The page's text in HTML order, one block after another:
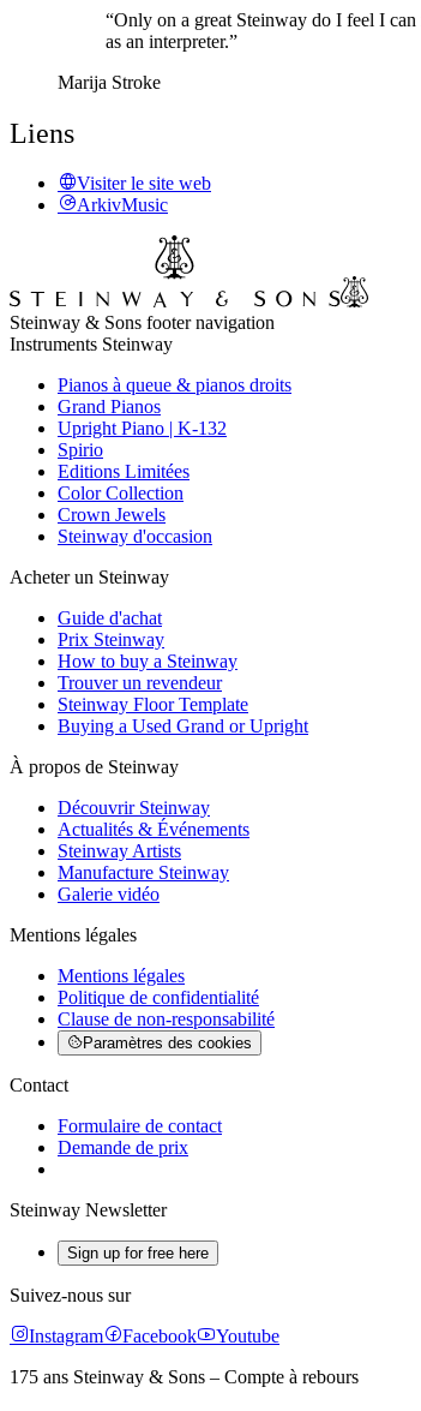
“Only on a great Steinway do I feel I
as an interpreter.”
Marija Stroke
Liens
Visiter le site web
ArkivMusic
Steinway & Sons footer navigation
Instruments Steinway
Pianos à queue & pianos droits
Grand Pianos
Upright Piano | K-132
Spirio
Editions Limitées
Color Collection
Crown Jewels
Steinway d'occasion
Acheter un Steinway
Guide d'achat
Prix Steinway
How to buy a Steinway
Trouver un revendeur
Steinway Floor Template
Buying a Used Grand or Upright
À propos de Steinway
Découvrir Steinway
Actualités & Événements
Steinway Artists
Manufacture Steinway
Galerie vidéo
Mentions légales
Mentions légales
Politique de confidentialité
Clause de non-responsabilité
Paramètres des cookies
Contact
Formulaire de contact
Demande de prix
Steinway Newsletter
Sign up for free here
Suivez-nous sur
Instagram
Facebook
Youtube
175 ans Steinway & Sons – Compte à rebours